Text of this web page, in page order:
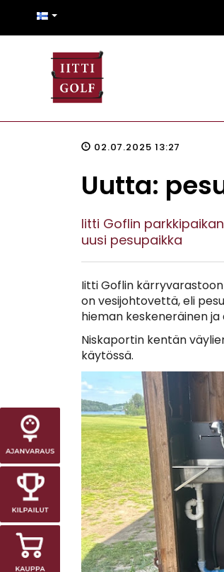
02.07.2025 13:27
Uutta:
Iitti Goflin
uusi pesupaikka
Iitti Goflin
on vesijohtovettä, eli
hieman keskeneräinen
Niskaportin kentän
käytössä.